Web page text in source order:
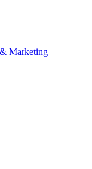
Marketing